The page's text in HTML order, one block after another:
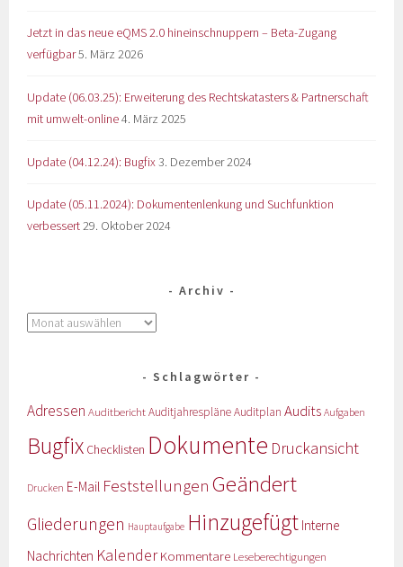
Jetzt in das neue eQMS 2.0 hineinschnuppern – Beta-Zugang
verfügbar5. März 2026
Update (06.03.25): Erweiterung des Rechtskatasters & Partnerschaft
mit umwelt-online4. März 2025
Update (04.12.24): Bugfix 3. Dezember 2024
Update (05.11.2024): Dokumentenlenkung und Suchfunktion
verbessert29. Oktober 2024
Archiv
Schlagwörter
Adressen AuditberichtAuditjahrespläneAuditplan Audits Aufgaben
Bugfix Checklisten Dokumente Druckansicht
Drucken E-Mail Feststellungen Geändert
Gliederungen Hauptaufgabe Hinzugefügt Interne
Nachrichten KalenderKommentare Leseberechtigungen